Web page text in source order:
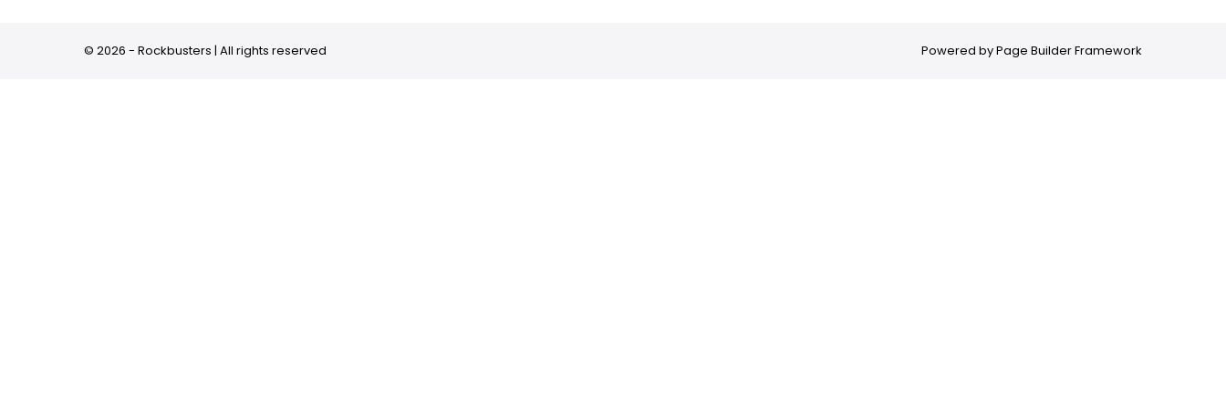
© 2026 - Rockbusters | All rights reserved Powered byPage Builder Framework